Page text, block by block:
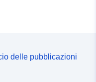
delle pubblicazioni